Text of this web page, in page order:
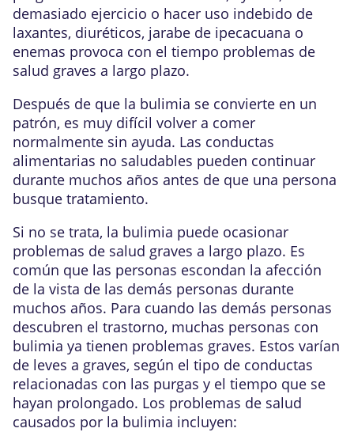
demasiado ejercicio o hacer uso indebido de
laxantes, diuréticos, jarabe de ipecacuana o
enemas provoca con el tiempo problemas de
salud graves a largo plazo.
Después de que la bulimia se convierte en un
patrón, es muy difícil volver a comer
normalmente sin ayuda. Las conductas
alimentarias no saludables pueden continuar
durante muchos años antes de que una persona
busque tratamiento.
Si no se trata, la bulimia puede ocasionar
problemas de salud graves a largo plazo. Es
común que las personas escondan la afección
de la vista de las demás personas durante
muchos años. Para cuando las demás personas
descubren el trastorno, muchas personas con
bulimia ya tienen problemas graves. Estos varían
de leves a graves, según el tipo de conductas
relacionadas con las purgas y el tiempo que se
hayan prolongado. Los problemas de salud
causados por la bulimia incluyen: